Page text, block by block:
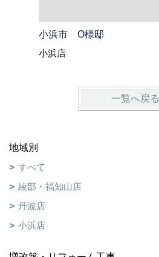
小浜市 O様邸
小浜店
一覧へ戻る
地域別
すべて
綾部・福知山店
丹波店
小浜店